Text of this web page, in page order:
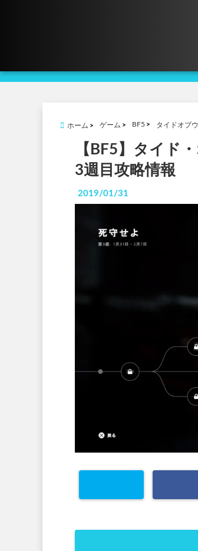
ホーム ゲーム BF5 タイドオブ
【BF5】タイド
3週目攻略情報
2019/01/31